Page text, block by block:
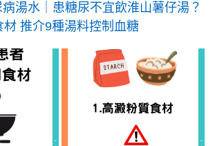
湯水｜患糖尿不宜飲淮山薯仔湯？
推介9種湯料控制血糖